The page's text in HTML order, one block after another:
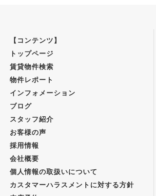
【コンテンツ】
トップページ
賃貸物件検索
物件レポート
インフォメーション
ブログ
スタッフ紹介
お客様の声
採用情報
会社概要
個人情報の取扱いについて
カスタマーハラスメントに対する方針